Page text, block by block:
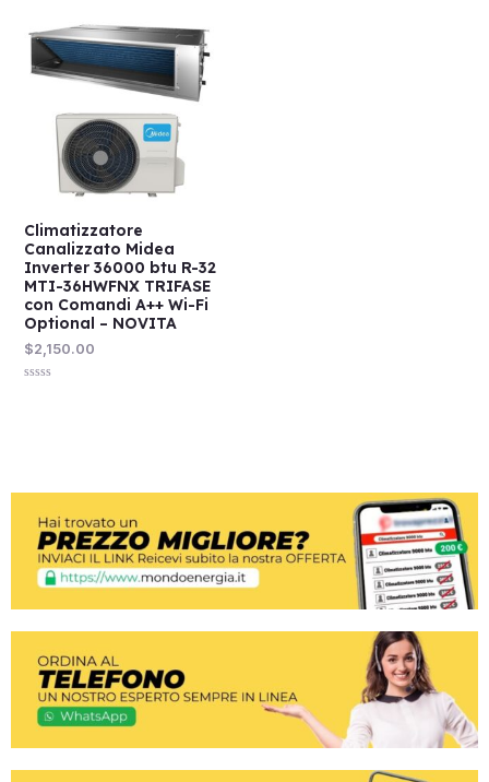
Climatizzatore
Canalizzato Midea
Inverter 36000 btu R-32
MTI-36HWFNX TRIFASE
con Comandi A++ Wi-Fi
Optional – NOVITA
$2,150.00